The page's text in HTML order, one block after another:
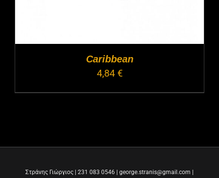
Caribbean
4,84 €
Στράνης Γιώργιος | 231 083 0546 | george.stranis@gmail.com |